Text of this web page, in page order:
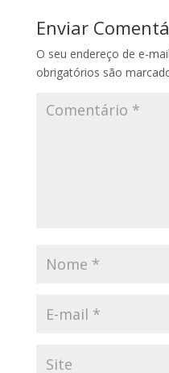
Enviar
O seu endereço de e-
obrigatórios são